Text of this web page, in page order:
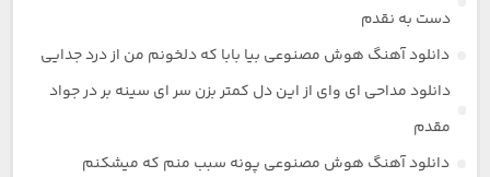
دست به نقدم
دانلود آهنگ هوش مصنوعی بیا بابا که دلخونم من از درد جدایی
دانلود مداحی ای وای از این دل کمتر بزن سر ای سینه بر در جواد
مقدم
دانلود آهنگ هوش مصنوعی پونه سبب منم که میشکنم